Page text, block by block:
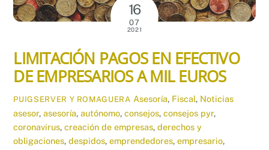
16
07
2021
LIMITACIÓN PAGOS EN EFECTIVO
DE EMPRESARIOS A MIL EUROS
PUIGSERVER Y ROMAGUERA Asesoría, Fiscal, Noticias
asesor,asesoría,autónomo,consejos,consejos pyr,
coronavirus,creación de empresas,derechos y
obligaciones,despidos,emprendedores,empresario,